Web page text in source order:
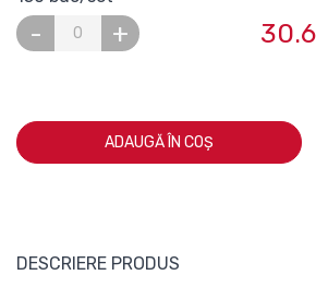
- +
ADAUGĂ ÎN COȘ
DESCRIERE PRODUS